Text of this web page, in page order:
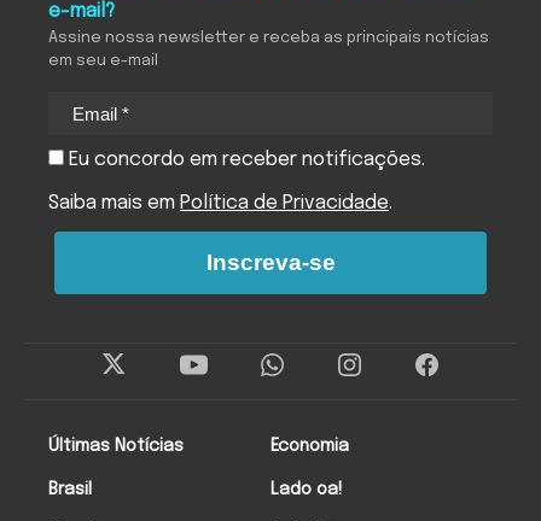
Últimas Notícias
Brasil
Economia
Lado oa!
e-mail?
Assine nossa newsletter e receba as principais notícias
em seu e-mail
Eu concordo em receber notificações.
Saiba mais em Política de Privacidade.
Inscreva-se